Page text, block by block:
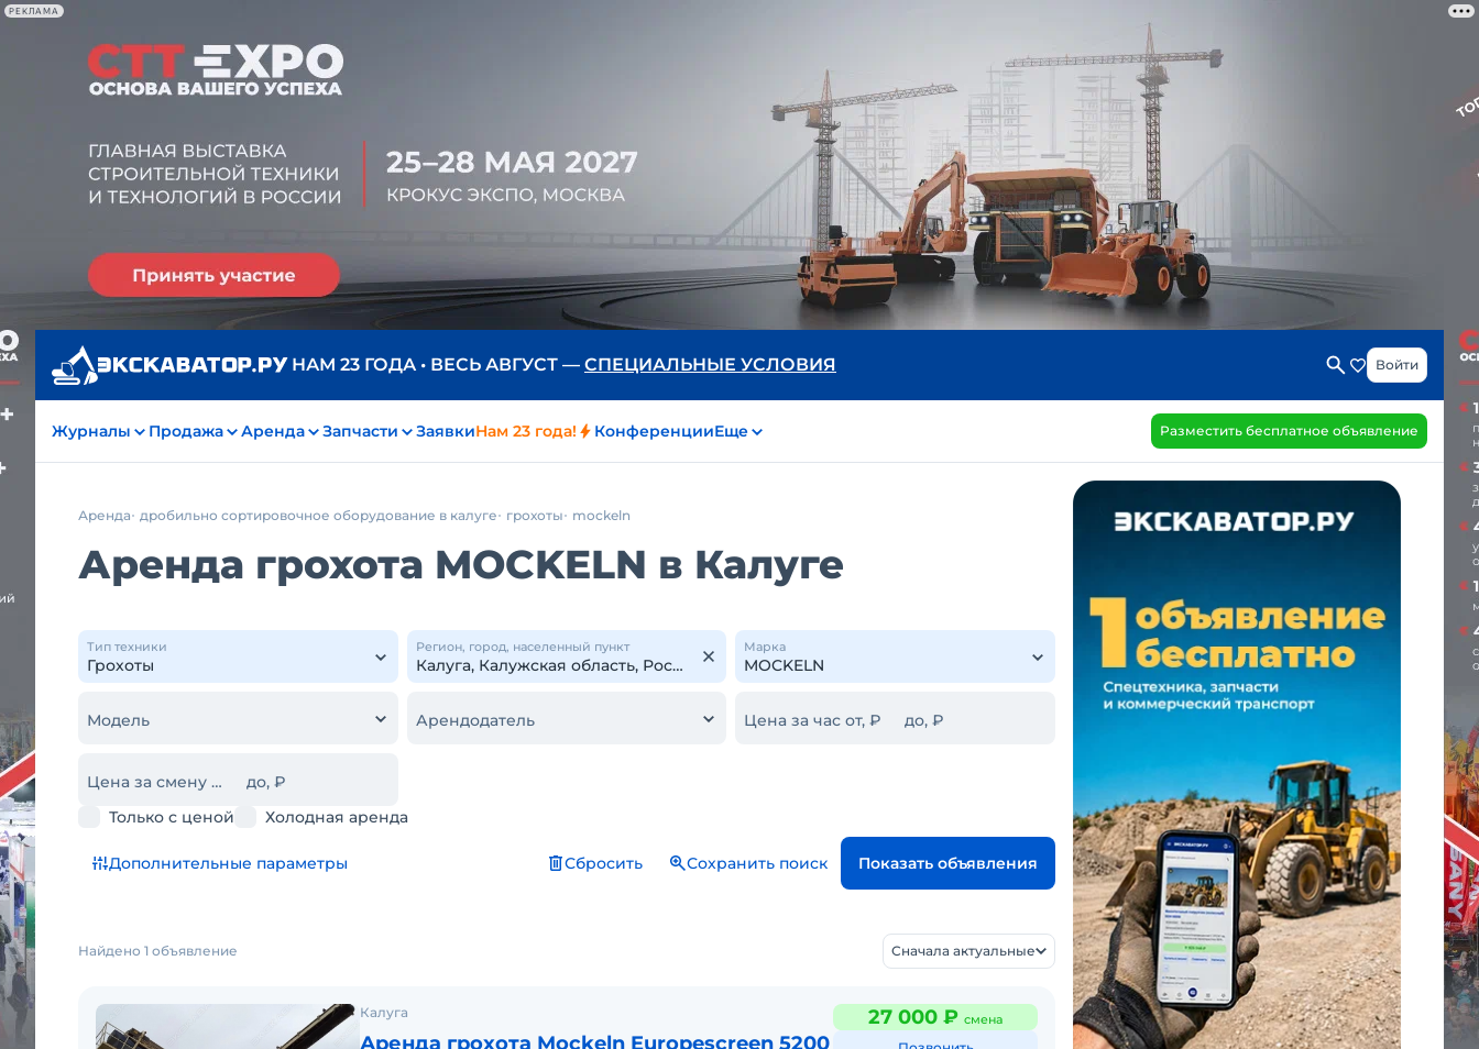
РЕКЛАМА
НАМ 23 ГОДА • ВЕСЬ АВГУСТ — СПЕЦИАЛЬНЫЕ УСЛОВИЯ Войти
Журналы Продажа Аренда Запчасти ЗаявкиНам 23 года! КонференцииЕще Разместить бесплатное объявление
Аренда дробильно сортировочное оборудование в калуге грохоты mockeln
Аренда грохота MOCKELN в Калуге
Тип техники Регион, город, населенный пункт Марка
Модель Арендодатель Цена за час от, ₽ до, ₽
Цена за смену от, ₽
до, ₽
Только с ценой
Холодная аренда
Дополнительные параметры Сбросить Сохранить поиск Показать объявления
Найдено 1 объявление Сначала актуальные
Калуга
Аренда грохота Mockeln Europescreen 5200
27 000 ₽ смена